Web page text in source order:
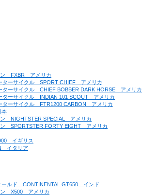
　FXBR　アメリカ
ーサイクル　SPORT CHIEF　アメリカ
ーサイクル　CHIEF BOBBER DARK HORSE　アメリカ
ーサイクル　INDIAN 101 SCOUT　アメリカ
ーサイクル　FTR1200 CARBON　アメリカ
本
　NIGHTSTER SPECIAL　アメリカ
　SPORTSTER FORTY EIGHT　アメリカ
　イギリス
イタリア
ルド　CONTINENTAL GT650　インド
　X500　アメリカ